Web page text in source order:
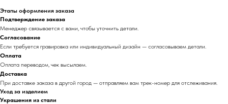
Этапы оформления заказа
Подтверждение заказа
Менеджер связывается с вами, чтобы уточнить детали.
Согласование
Если требуется гравировка или индивидуальный дизайн — согласовываем детали.
Оплата
Оплата переводом, чек высылаем.
Доставка
При доставке заказа в другой город — отправляем вам трек-номер для отслеживания.
Уход за изделием
Украшения из стали